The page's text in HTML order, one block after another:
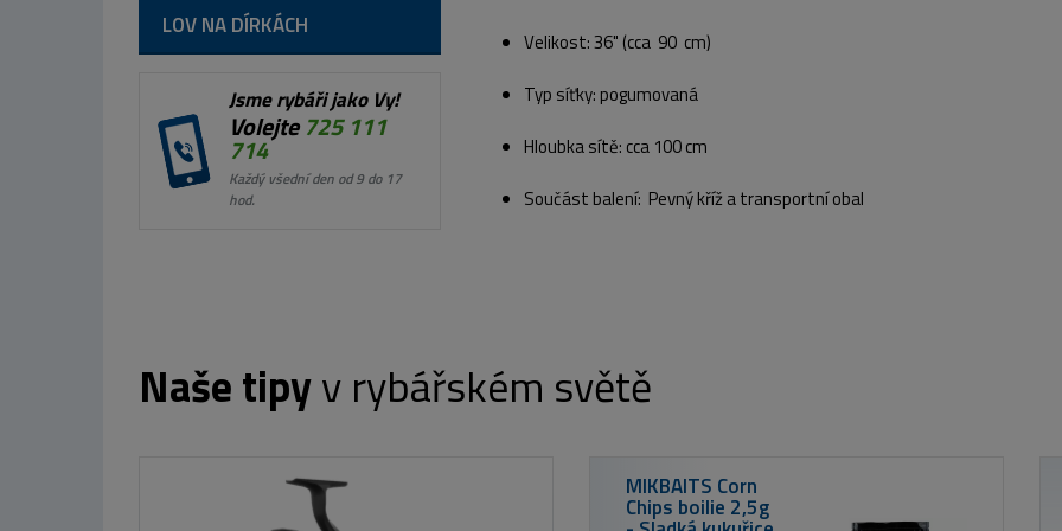
LOV NA DÍRKÁCH
Jsme rybáři jako Vy!
Volejte725 111
714
Každý všední den od 9 do 17
hod.
Velikost: 36" (cca 90 cm)
Typ síťky: pogumovaná
Hloubka sítě: cca 100 cm
Součást balení: Pevný kříž a transportní obal
Naše tipyv rybářském světě
MIVARDI Prut Entrix 360SH 3,6m 12ft